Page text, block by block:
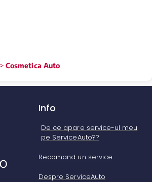
>Cosmetica Auto
Info
De ce apare service-ul meu
pe ServiceAuto??
Recomand un service
Despre ServiceAuto